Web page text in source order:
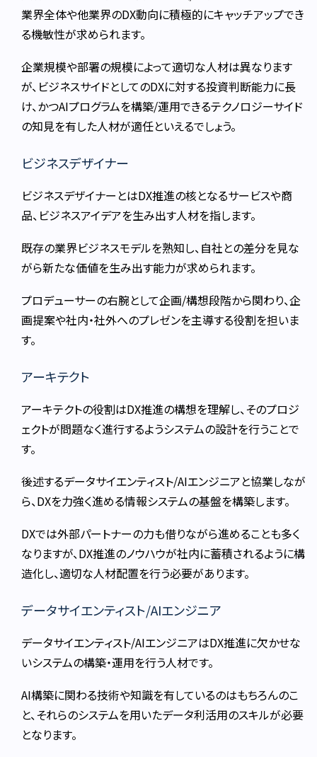
業界全体や他業界のDX動向に積極的にキャッチアップでき
る機敏性が求められます。
企業規模や部署の規模によって適切な人材は異なります
が、ビジネスサイドとしてのDXに対する投資判断能力に長
け、かつAIプログラムを構築/運用できるテクノロジーサイド
の知見を有した人材が適任といえるでしょう。
ビジネスデザイナー
ビジネスデザイナーとはDX推進の核となるサービスや商
品、ビジネスアイデアを生み出す人材を指します。
既存の業界ビジネスモデルを熟知し、自社との差分を見な
がら新たな価値を生み出す能力が求められます。
プロデューサーの右腕として企画/構想段階から関わり、企
画提案や社内・社外へのプレゼンを主導する役割を担いま
す。
アーキテクト
アーキテクトの役割はDX推進の構想を理解し、そのプロジ
ェクトが問題なく進行するようシステムの設計を行うことで
す。
後述するデータサイエンティスト/AIエンジニアと協業しなが
ら、DXを力強く進める情報システムの基盤を構築します。
DXでは外部パートナーの力も借りながら進めることも多く
なりますが、DX推進のノウハウが社内に蓄積されるように構
造化し、適切な人材配置を行う必要があります。
データサイエンティスト/AIエンジニア
データサイエンティスト/AIエンジニアはDX推進に欠かせな
いシステムの構築・運用を行う人材です。
AI構築に関わる技術や知識を有しているのはもちろんのこ
と、それらのシステムを用いたデータ利活用のスキルが必要
となります。